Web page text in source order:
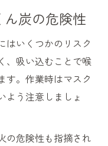
炭の危険性
はいくつかのリスク
、吸い込むことで喉
す。作業時はマスク
よう注意しましょ
の危険性も指摘され